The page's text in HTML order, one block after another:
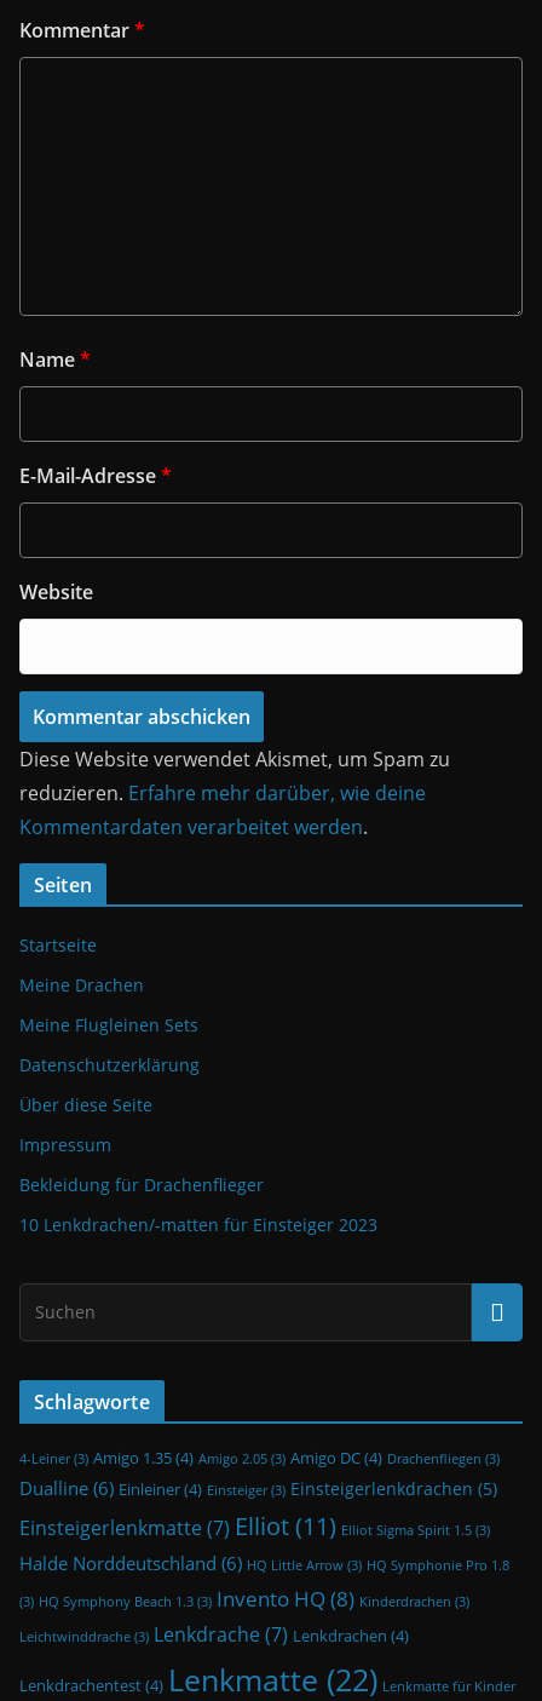
Kommentar*
Name*
E-Mail-Adresse*
Website
Diese Website verwendet Akismet, um Spam zu
reduzieren. Erfahre mehr darüber, wie deine
Kommentardaten verarbeitet werden.
Seiten
Startseite
Meine Drachen
Meine Flugleinen Sets
Datenschutzerklärung
Über diese Seite
Impressum
Bekleidung für Drachenflieger
10 Lenkdrachen/-matten für Einsteiger 2023
Schlagworte
4-Leiner(3) Amigo 1.35(4) Amigo 2.05 (3) Amigo DC(4) Drachenfliegen (3)
Dualline(6) Einleiner(4) Einsteiger(3) Einsteigerlenkdrachen (5)
Einsteigerlenkmatte (7) Elliot(11) Elliot Sigma Spirit 1.5 (3)
Halde Norddeutschland (6) HQ Little Arrow (3) HQ Symphonie Pro 1.8
(3) HQ Symphony Beach 1.3 (3) Invento HQ(8) Kinderdrachen (3)
Leichtwinddrache (3) Lenkdrache (7) Lenkdrachen (4)
Lenkdrachentest(4) Lenkmatte (22) Lenkmatte für Kinder